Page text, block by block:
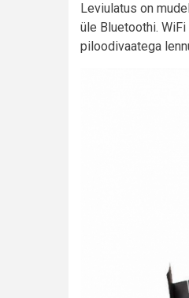
Leviulatus on
üle Bluetoothi.
piloodivaatega